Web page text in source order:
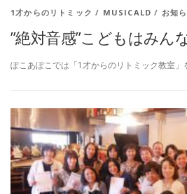
1才からのリトミック / MUSICALD / お知
”絶対音感”こどもはみん
ぽこあぽこでは「1才からのリトミック教室